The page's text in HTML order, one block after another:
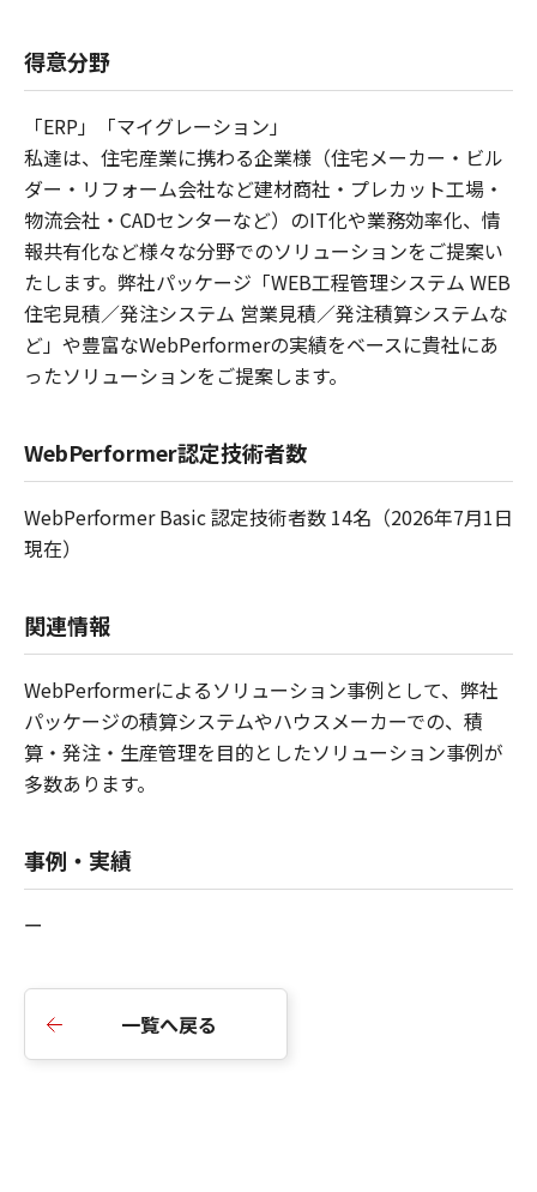
得意分野
「ERP」「マイグレーション」
私達は、住宅産業に携わる企業様（住宅メーカー・ビル
ダー・リフォーム会社など建材商社・プレカット工場・
物流会社・CADセンターなど）のIT化や業務効率化、情
報共有化など様々な分野でのソリューションをご提案い
たします。弊社パッケージ「WEB工程管理システム WEB
住宅見積／発注システム 営業見積／発注積算システムな
ど」や豊富なWebPerformerの実績をベースに貴社にあ
ったソリューションをご提案します。
WebPerformer認定技術者数
WebPerformer Basic 認定技術者数 14名（2026年7月1日
現在）
関連情報
WebPerformerによるソリューション事例として、弊社
パッケージの積算システムやハウスメーカーでの、積
算・発注・生産管理を目的としたソリューション事例が
多数あります。
事例・実績
ー
一覧へ戻る